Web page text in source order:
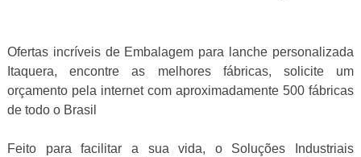
Ofertas incríveis de Embalagem para lanche personalizada
Itaquera, encontre as melhores fábricas, solicite um
orçamento pela internet com aproximadamente 500 fábricas
de todo o Brasil
Feito para facilitar a sua vida, o Soluções Industriais